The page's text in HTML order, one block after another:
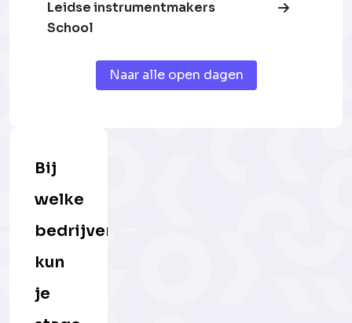
Leidse instrumentmakers
School
Naar alle open dagen
Bij
welke
bedrijven
kun
je